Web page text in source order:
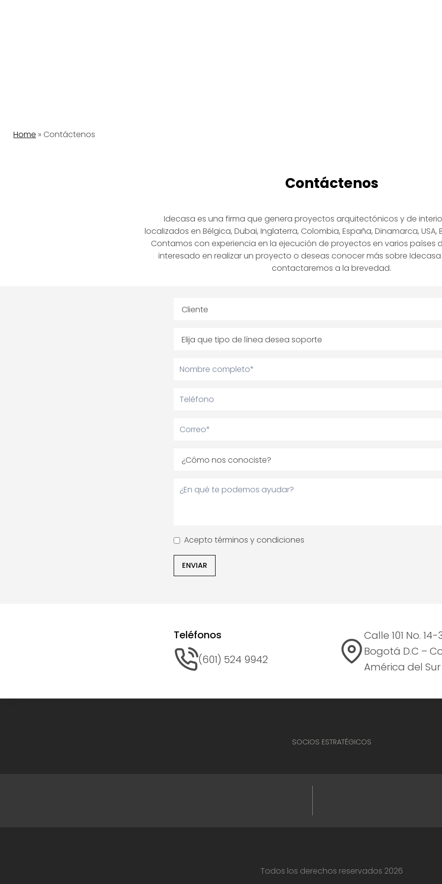
Home » Contáctenos
Contáctenos
Idecasa es una firma que genera proyectos arquitectónicos y de
localizados en Bélgica, Dubai, Inglaterra, Colombia, España, Dinamarca, USA,
Contamos con experiencia en la ejecución de proyectos en varios países
interesado en realizar un proyecto o deseas conocer más sobre
contactaremos a la brevedad.
Acepto términos y condiciones
ENVIAR
Teléfonos
(601) 524 9942
Calle 101 No. 14-
Bogotá D.C –
América del Sur
SOCIOS ESTRATÉGICOS
Todos los derechos reservados 2026